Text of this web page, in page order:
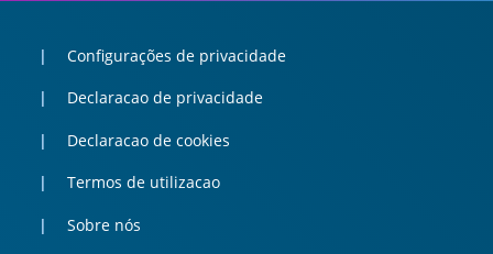
Configurações de privacidade
Declaracao de privacidade
Declaracao de cookies
Termos de utilizacao
Sobre nós